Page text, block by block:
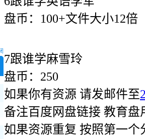
盘币：100+文件大小12倍
7跟谁学麻雪玲
盘币：250
如果你有资源 请发邮件至
备注百度网盘链接 教育盘
如果资源重复 按照第一个